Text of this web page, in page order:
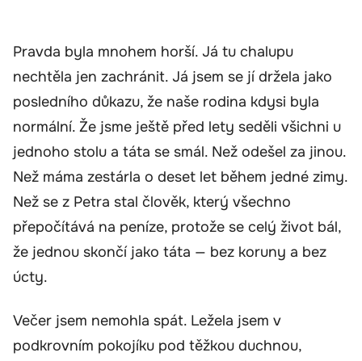
Pravda byla mnohem horší. Já tu chalupu
nechtěla jen zachránit. Já jsem se jí držela jako
posledního důkazu, že naše rodina kdysi byla
normální. Že jsme ještě před lety seděli všichni u
jednoho stolu a táta se smál. Než odešel za jinou.
Než máma zestárla o deset let během jedné zimy.
Než se z Petra stal člověk, který všechno
přepočítává na peníze, protože se celý život bál,
že jednou skončí jako táta — bez koruny a bez
úcty.
Večer jsem nemohla spát. Ležela jsem v
podkrovním pokojíku pod těžkou duchnou,